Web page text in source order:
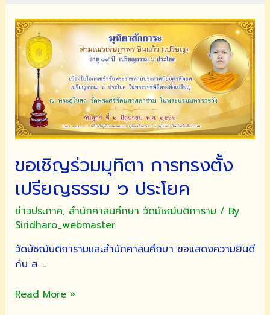
ขอเชิญร่วมมุทิตา การทรงตั้ง
เปรียญธรรม ๖ ประโยค
ข่าวประกาศ, สำนักศาสนศึกษา วัดมัชฌันติการาม / By
Siridharo_webmaster
วัดมัชฌันติการามและสำนักศาสนศึกษา ขอแสดงความยินดี
กับ ส …
ขอ
Read More »